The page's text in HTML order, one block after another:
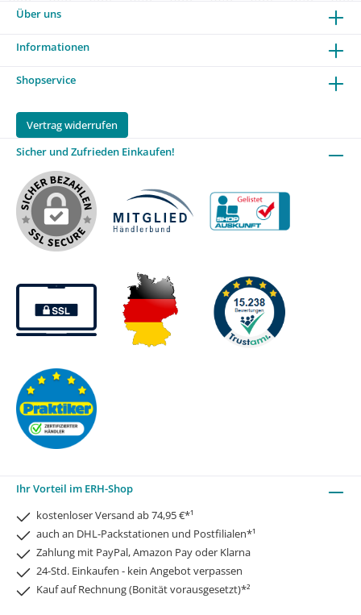
Über uns
Informationen
Shopservice
Vertrag widerrufen
Sicher und Zufrieden Einkaufen!
Ihr Vorteil im ERH-Shop
kostenloser Versand ab 74,95 €*¹
auch an DHL-Packstationen und Postfilialen*¹
Zahlung mit PayPal, Amazon Pay oder Klarna
24-Std. Einkaufen - kein Angebot verpassen
Kauf auf Rechnung (Bonität vorausgesetzt)*²